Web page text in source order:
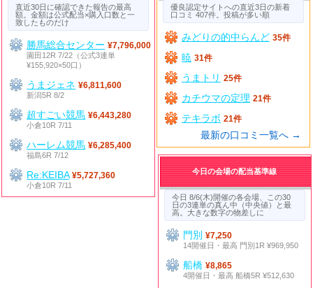
直近30日に確認できた報告の最高
額。金額は公式配当×購入口数と一
致したものだけ
勝馬総合センター ¥7,796,000
園田12R 7/22（公式3連単
¥155,920×50口）
うまジェネ ¥6,811,600
新潟5R 8/2
超すごい競馬 ¥6,443,280
小倉10R 7/11
ハーレム競馬 ¥6,285,400
福島6R 7/12
Re:KEIBA ¥5,727,360
小倉10R 7/11
優良認定サイトへの直近3日の新着
口コミ 407件。投稿が多い順
みどりの的中らんど 35件
暁 31件
うまトリ 25件
カチウマの定理 21件
テキラボ 21件
最新の口コミ一覧へ →
今日の会場の配当基準線
今日 8/6(木)開催の各会場、この30
日の3連単の真ん中（中央値）と最
高。大きな数字の物差しに
門別¥7,250
14開催日・最高 門別1R ¥969,950
船橋¥8,865
4開催日・最高 船橋5R ¥512,630